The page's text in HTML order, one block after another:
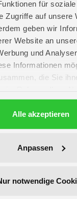
für
Zugriffe auf unsere
geben wir
Website an
und
Informationen
die Sie
Alle akzeptieren
Anpassen
notwendige
Angebot mehr
anmelden &
Gutscheine &
Neuheiten, Trends &
Fan auf Facebook